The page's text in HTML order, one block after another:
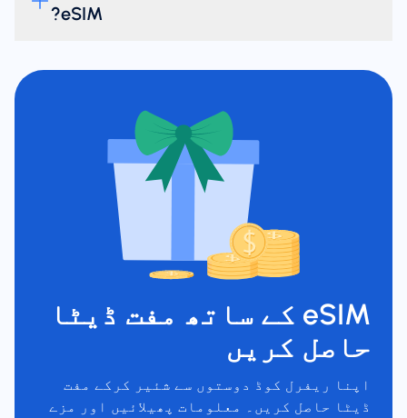
eSIM?
eSIM کے ساتھ مفت ڈیٹا
حاصل کریں
اپنا ریفرل کوڈ دوستوں سے شئیر کرکے مفت
ڈیٹا حاصل کریں۔ معلومات پھیلائیں اور مزے